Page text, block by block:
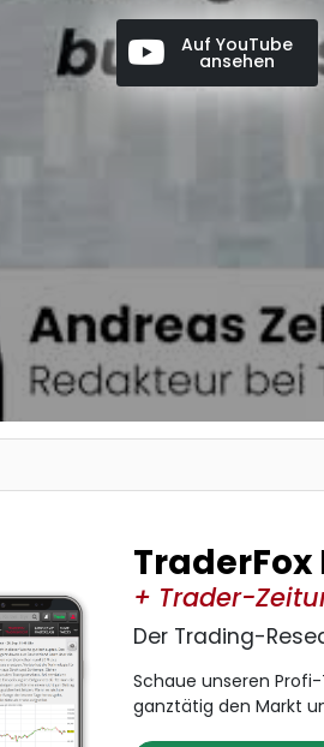
Auf YouTube
ansehen
+ Trader-
Der Trading-
Schaue unseren
ganztätig den Markt